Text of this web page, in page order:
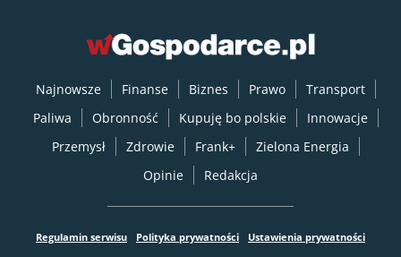
Najnowsze Finanse Biznes Prawo
Transport
Paliwa
Obronność Kupuję bo polskie
Innowacje
Przemysł
Zdrowie Frank+
Zielona Energia
Opinie
Redakcja
Regulamin serwisu Polityka prywatności Ustawienia prywatności